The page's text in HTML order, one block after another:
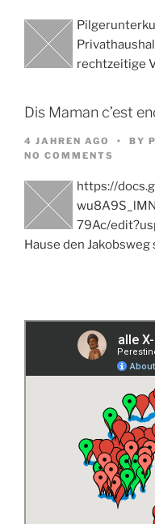
rechtzeitige
Dis Maman c’est
4 JAHREN AGO BY
NO COMMENTS
https://
79Ac/
Hause den